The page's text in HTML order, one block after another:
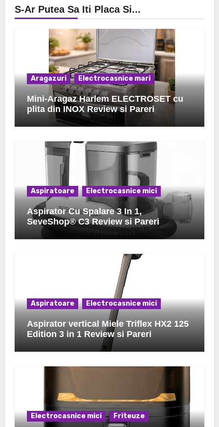
S-Ar Putea Sa Iti Placa Si...
Aragazuri Electrocasnice mari
Mini-Aragaz Harlem ELECTROSET cu
plita din INOX Review si Pareri
Aspiratoare Electrocasnice mici
Aspirator Cu Spalare 3 In 1,
SeveShop® C3 Review si Pareri
Aspiratoare Electrocasnice mici
Aspirator vertical Miele Triflex HX2 125
Edition 3 in 1 Review si Pareri
Electrocasnice mici Friteuze